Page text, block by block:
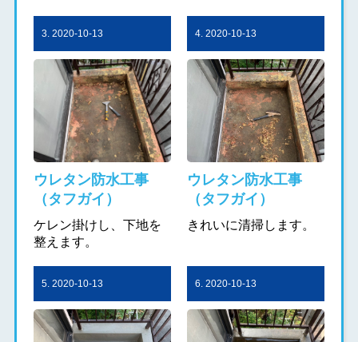
3. 2020-10-13
ウレタン防水工事
（タフガイ）
ケレン掛けし、下地を
整えます。
4. 2020-10-13
ウレタン防水工事
（タフガイ）
きれいに清掃します。
5. 2020-10-13 6. 2020-10-13